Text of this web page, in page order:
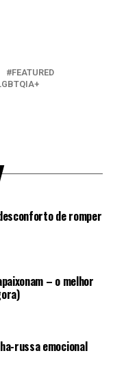
FEATURED
de romper
– o melhor
russa emocional